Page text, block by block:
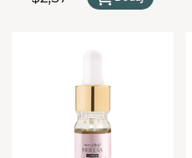
Naprawcze
Wzmacniające
Kolagen
Panthenol